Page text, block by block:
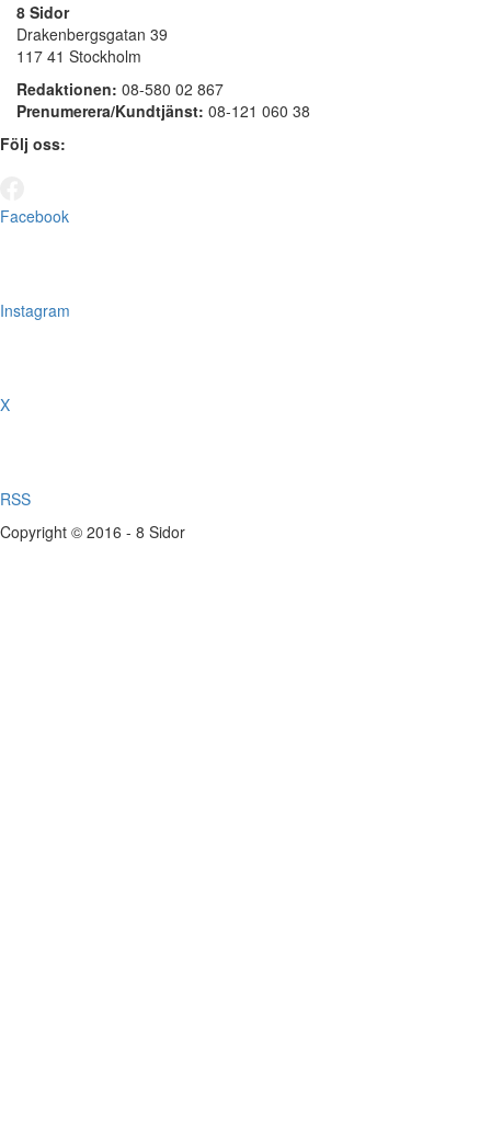
8 Sidor
Drakenbergsgatan 39
117 41 Stockholm
Redaktionen: 08-580 02 867
Prenumerera/Kundtjänst: 08-121 060 38
Följ oss:
Facebook
Instagram
X
RSS
Copyright © 2016 - 8 Sidor